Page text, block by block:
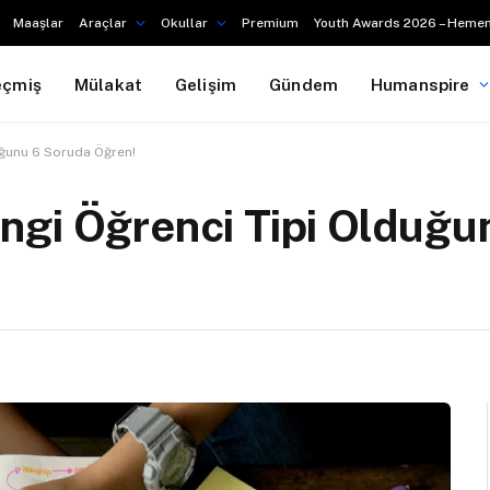
Maaşlar Araçlar Okullar Premium Youth Awards 2026 –
Mülakat Gelişim Gündem Humanspire
6 Soruda Öğren!
Öğrenci Tipi